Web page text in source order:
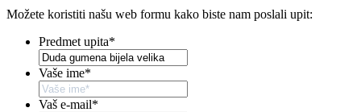
Možete koristiti našu web formu kako biste nam poslali upit:
Predmet upita*
Vaše ime*
Vaš e-mail*